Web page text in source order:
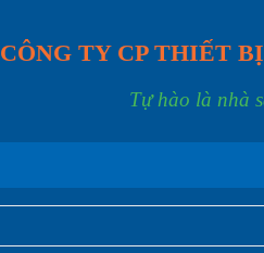
CÔNG TY CP THIẾT
Tự hào là nhà